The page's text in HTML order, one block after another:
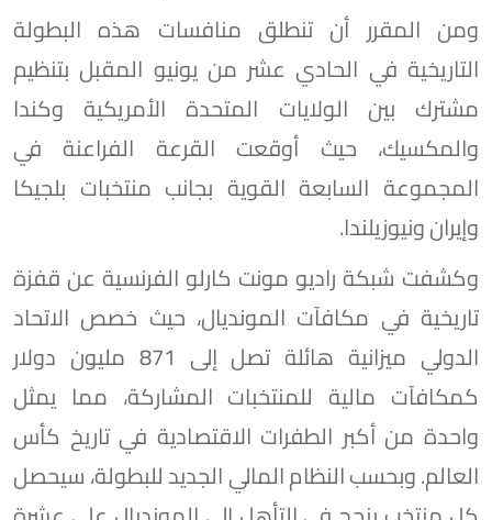
ومن المقرر أن تنطلق منافسات هذه البطولة
التاريخية في الحادي عشر من يونيو المقبل بتنظيم
مشترك بين الولايات المتحدة الأمريكية وكندا
والمكسيك، حيث أوقعت القرعة الفراعنة في
المجموعة السابعة القوية بجانب منتخبات بلجيكا
وإيران ونيوزيلندا.
وكشفت شبكة راديو مونت كارلو الفرنسية عن قفزة
تاريخية في مكافآت المونديال، حيث خصص الاتحاد
الدولي ميزانية هائلة تصل إلى 871 مليون دولار
كمكافآت مالية للمنتخبات المشاركة، مما يمثل
واحدة من أكبر الطفرات الاقتصادية في تاريخ كأس
العالم. وبحسب النظام المالي الجديد للبطولة، سيحصل